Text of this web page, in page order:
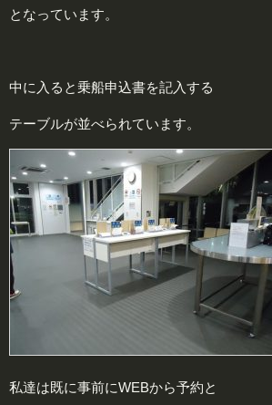
となっています。
中に入ると乗船申込書を記入する
テーブルが並べられています。
私達は既に事前にWEBから予約と